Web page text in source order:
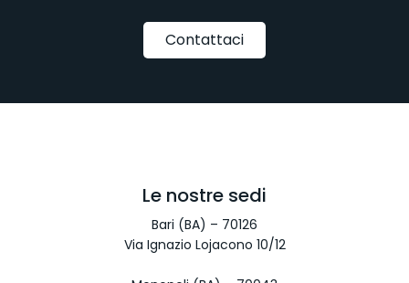
Contattaci
Le nostre sedi
Bari (BA) – 70126
Via Ignazio Lojacono 10/12